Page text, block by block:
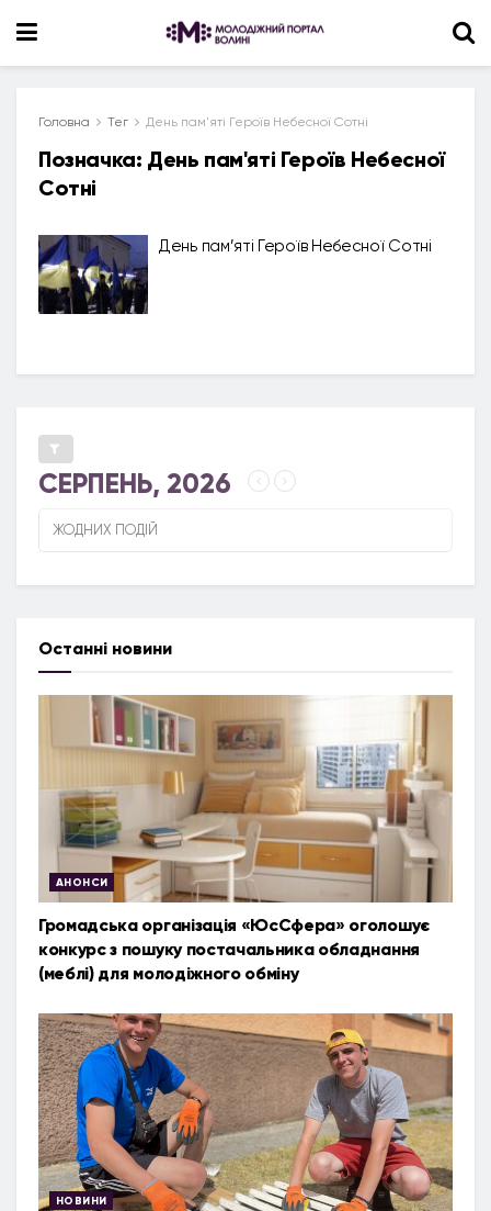
Головна Тег День пам'яті Героїв Небесної Сотні
Позначка: День пам'яті Героїв Небесної
Сотні
День пам’яті Героїв Небесної Сотні
СЕРПЕНЬ, 2026
ЖОДНИХ ПОДІЙ
Останні новини
АНОНСИ
Громадська організація «ЮсСфера» оголошує
конкурс з пошуку постачальника обладнання
(меблі) для молодіжного обміну
НОВИНИ